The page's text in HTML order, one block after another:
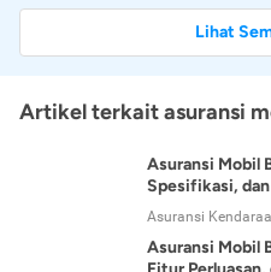
Lihat
Artikel terkait asuransi
Asuransi Mobil
Spesifikasi,
Asuransi
Asuransi Mobil